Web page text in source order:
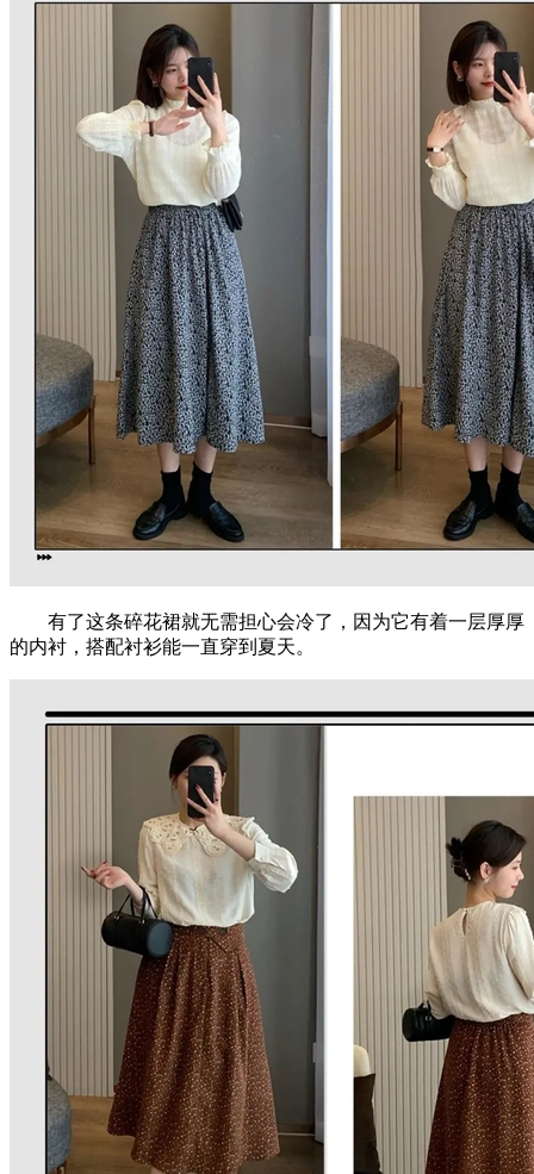
有了这条碎花裙就无需担心会冷了，因为它有着一层厚厚
的内衬，搭配衬衫能一直穿到夏天。